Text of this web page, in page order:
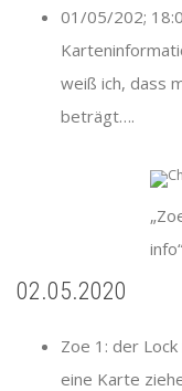
01/05/202;
weiß ich, dass
beträgt….
info“
02.05.2020
Zoe 1: der
eine Karte